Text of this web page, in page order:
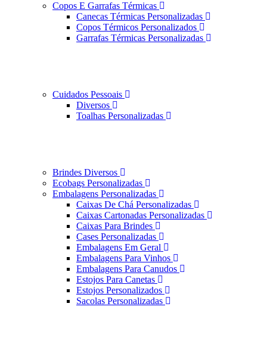
Copos E Garrafas Térmicas
Canecas Térmicas Personalizadas
Copos Térmicos Personalizados
Garrafas Térmicas Personalizadas
Cuidados Pessoais
Diversos
Toalhas Personalizadas
Brindes Diversos
Ecobags Personalizadas
Embalagens Personalizadas
Caixas De Chá Personalizadas
Caixas Cartonadas Personalizadas
Caixas Para Brindes
Cases Personalizadas
Embalagens Em Geral
Embalagens Para Vinhos
Embalagens Para Canudos
Estojos Para Canetas
Estojos Personalizados
Sacolas Personalizadas